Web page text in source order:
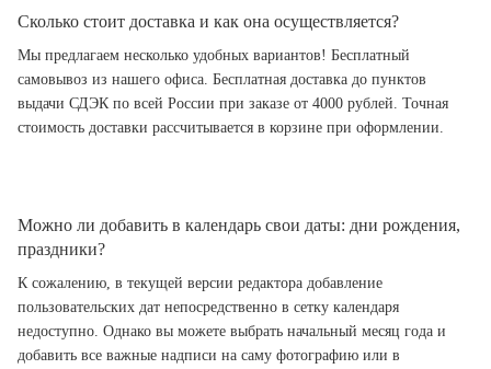
Сколько стоит доставка и как она осуществляется?
Мы предлагаем несколько удобных вариантов! Бесплатный
самовывоз из нашего офиса. Бесплатная доставка до пунктов
выдачи СДЭК по всей России при заказе от 4000 рублей. Точная
стоимость доставки рассчитывается в корзине при оформлении.
Можно ли добавить в календарь свои даты: дни рождения,
праздники?
К сожалению, в текущей версии редактора добавление
пользовательских дат непосредственно в сетку календаря
недоступно. Однако вы можете выбрать начальный месяц года и
добавить все важные надписи на саму фотографию или в